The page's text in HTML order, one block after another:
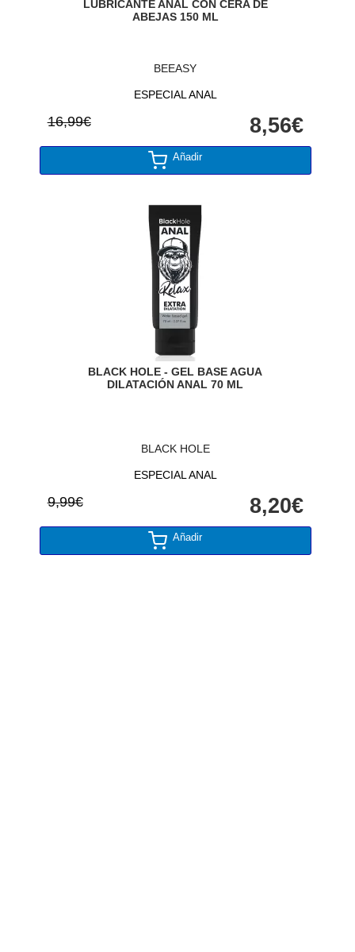
LUBRICANTE ANAL CON CERA DE
ABEJAS 150 ML
BEEASY
ESPECIAL ANAL
16,99€ 8,56€
Añadir
BLACK HOLE - GEL BASE AGUA
DILATACIÓN ANAL 70 ML
BLACK HOLE
ESPECIAL ANAL
9,99€ 8,20€
Añadir